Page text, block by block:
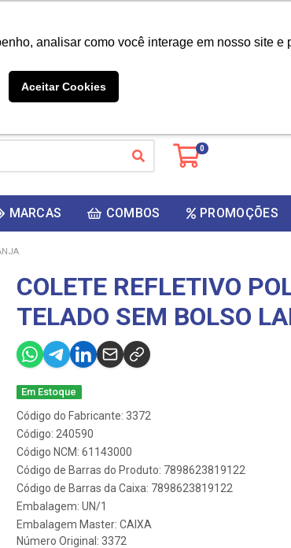
analisar como você interage em nosso site e
Aceitar Cookies
0
MARCAS COMBOS PROMOÇÕES
COLETE REFLETIVO
TELADO SEM BOLSO
Em Estoque
Código do Fabricante: 3372
Código: 240590
Código NCM: 61143000
Código de Barras do Produto: 7898623819122
Código de Barras da Caixa: 7898623819122
Embalagem: UN/1
Embalagem Master: CAIXA
Número Original: 3372